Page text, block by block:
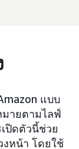
แบบ
มายตามไลฟ์
ปิดตัวนี้ช่วย
งหน้า โดยใช้